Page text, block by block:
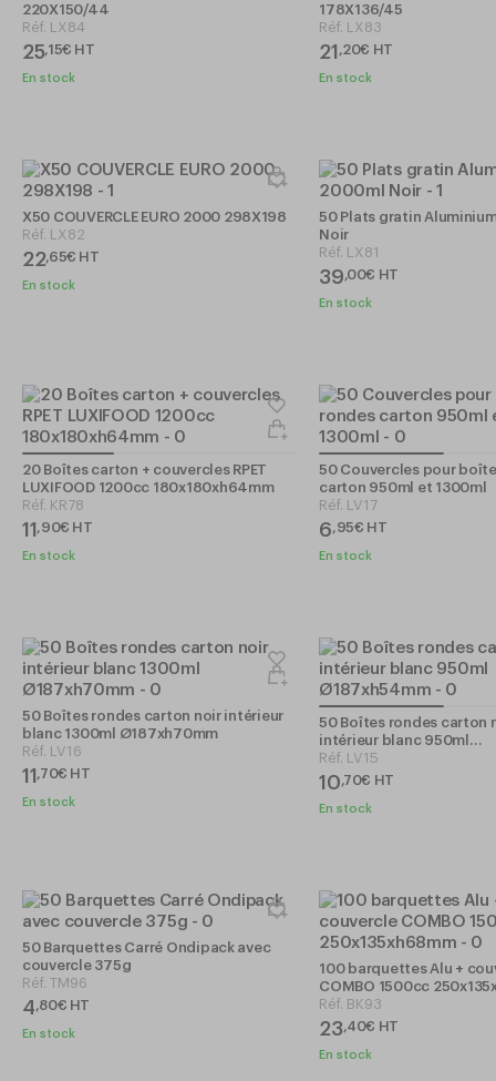
220X150/44
Réf. LX84
25,15€ HT
En stock
178X136/45
Réf. LX83
21 ,20€ HT
En stock
X50 COUVERCLE EURO 2000 298X198
Réf. LX82
22,65€ HT
En stock
50 Plats gratin
Noir
Réf. LX81
39,00€ HT
En stock
20 Boîtes carton + couvercles RPET
LUXIFOOD 1200cc 180x180xh64mm
Réf. KR78
11,90€ HT
En stock
50 Couvercles pour
carton 950ml et 1300ml
Réf. LV17
6,95€ HT
En stock
50 Boîtes rondes carton noir intérieur
blanc 1300ml Ø187xh70mm
Réf. LV16
11,70€ HT
En stock
50 Boîtes rondes carton
intérieur blanc 950ml
Ø187xh54mm
Réf. LV15
10,70€ HT
En stock
50 Barquettes Carré Ondipack avec
couvercle 375g
Réf. TM96
4,80€ HT
En stock
100 barquettes Alu +
COMBO 1500cc
Réf. BK93
23,40€ HT
En stock